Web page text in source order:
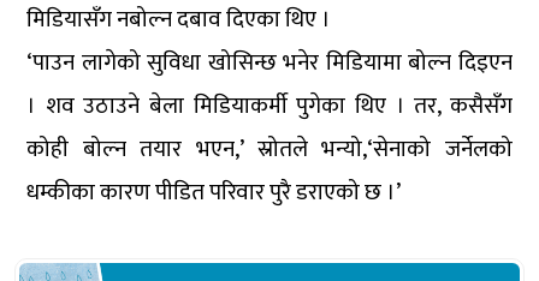
मिडियासँग नबोल्न दबाव दिएका थिए ।
‘पाउन लागेको सुविधा खोसिन्छ भनेर मिडियामा बोल्न दिइएन
। शव उठाउने बेला मिडियाकर्मी पुगेका थिए । तर, कसैसँग
कोही बोल्न तयार भएन,’ स्रोतले भन्यो,‘सेनाको जर्नेलको
धम्कीका कारण पीडित परिवार पुरै डराएको छ ।’